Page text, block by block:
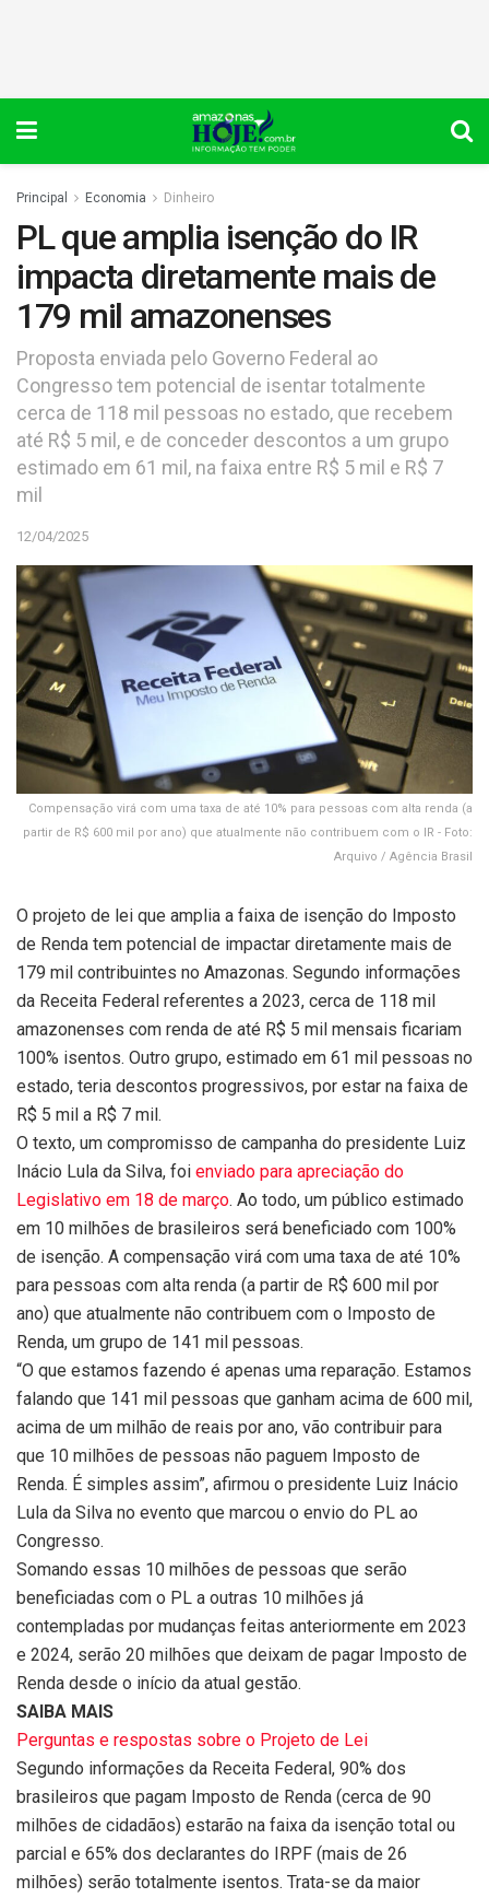
Principal Economia Dinheiro
PL que amplia isenção do IR
impacta diretamente mais de
179 mil amazonenses
Proposta enviada pelo Governo Federal ao
Congresso tem potencial de isentar totalmente
cerca de 118 mil pessoas no estado, que recebem
até R$ 5 mil, e de conceder descontos a um grupo
estimado em 61 mil, na faixa entre R$ 5 mil e R$ 7
mil
12/04/2025
Compensação virá com uma taxa de até 10% para pessoas com alta renda (a
partir de R$ 600 mil por ano) que atualmente não contribuem com o IR - Foto:
Arquivo / Agência Brasil
O projeto de lei que amplia a faixa de isenção do Imposto
de Renda tem potencial de impactar diretamente mais de
179 mil contribuintes no Amazonas. Segundo informações
da Receita Federal referentes a 2023, cerca de 118 mil
amazonenses com renda de até R$ 5 mil mensais ficariam
100% isentos. Outro grupo, estimado em 61 mil pessoas no
estado, teria descontos progressivos, por estar na faixa de
R$ 5 mil a R$ 7 mil.
O texto, um compromisso de campanha do presidente Luiz
Inácio Lula da Silva, foi enviado para apreciação do
Legislativo em 18 de março. Ao todo, um público estimado
em 10 milhões de brasileiros será beneficiado com 100%
de isenção. A compensação virá com uma taxa de até 10%
para pessoas com alta renda (a partir de R$ 600 mil por
ano) que atualmente não contribuem com o Imposto de
Renda, um grupo de 141 mil pessoas.
“O que estamos fazendo é apenas uma reparação. Estamos
falando que 141 mil pessoas que ganham acima de 600 mil,
acima de um milhão de reais por ano, vão contribuir para
que 10 milhões de pessoas não paguem Imposto de
Renda. É simples assim”, afirmou o presidente Luiz Inácio
Lula da Silva no evento que marcou o envio do PL ao
Congresso.
Somando essas 10 milhões de pessoas que serão
beneficiadas com o PL a outras 10 milhões já
contempladas por mudanças feitas anteriormente em 2023
e 2024, serão 20 milhões que deixam de pagar Imposto de
Renda desde o início da atual gestão.
SAIBA MAIS
Perguntas e respostas sobre o Projeto de Lei
Segundo informações da Receita Federal, 90% dos
brasileiros que pagam Imposto de Renda (cerca de 90
milhões de cidadãos) estarão na faixa da isenção total ou
parcial e 65% dos declarantes do IRPF (mais de 26
milhões) serão totalmente isentos. Trata-se da maior